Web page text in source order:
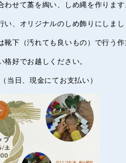
わせて藁を綯い、しめ縄を作りま
オリジナルのしめ飾りにしまし
靴下（汚れても良いもの）で行う作
でお越しください。
当日、現金にてお支払い）